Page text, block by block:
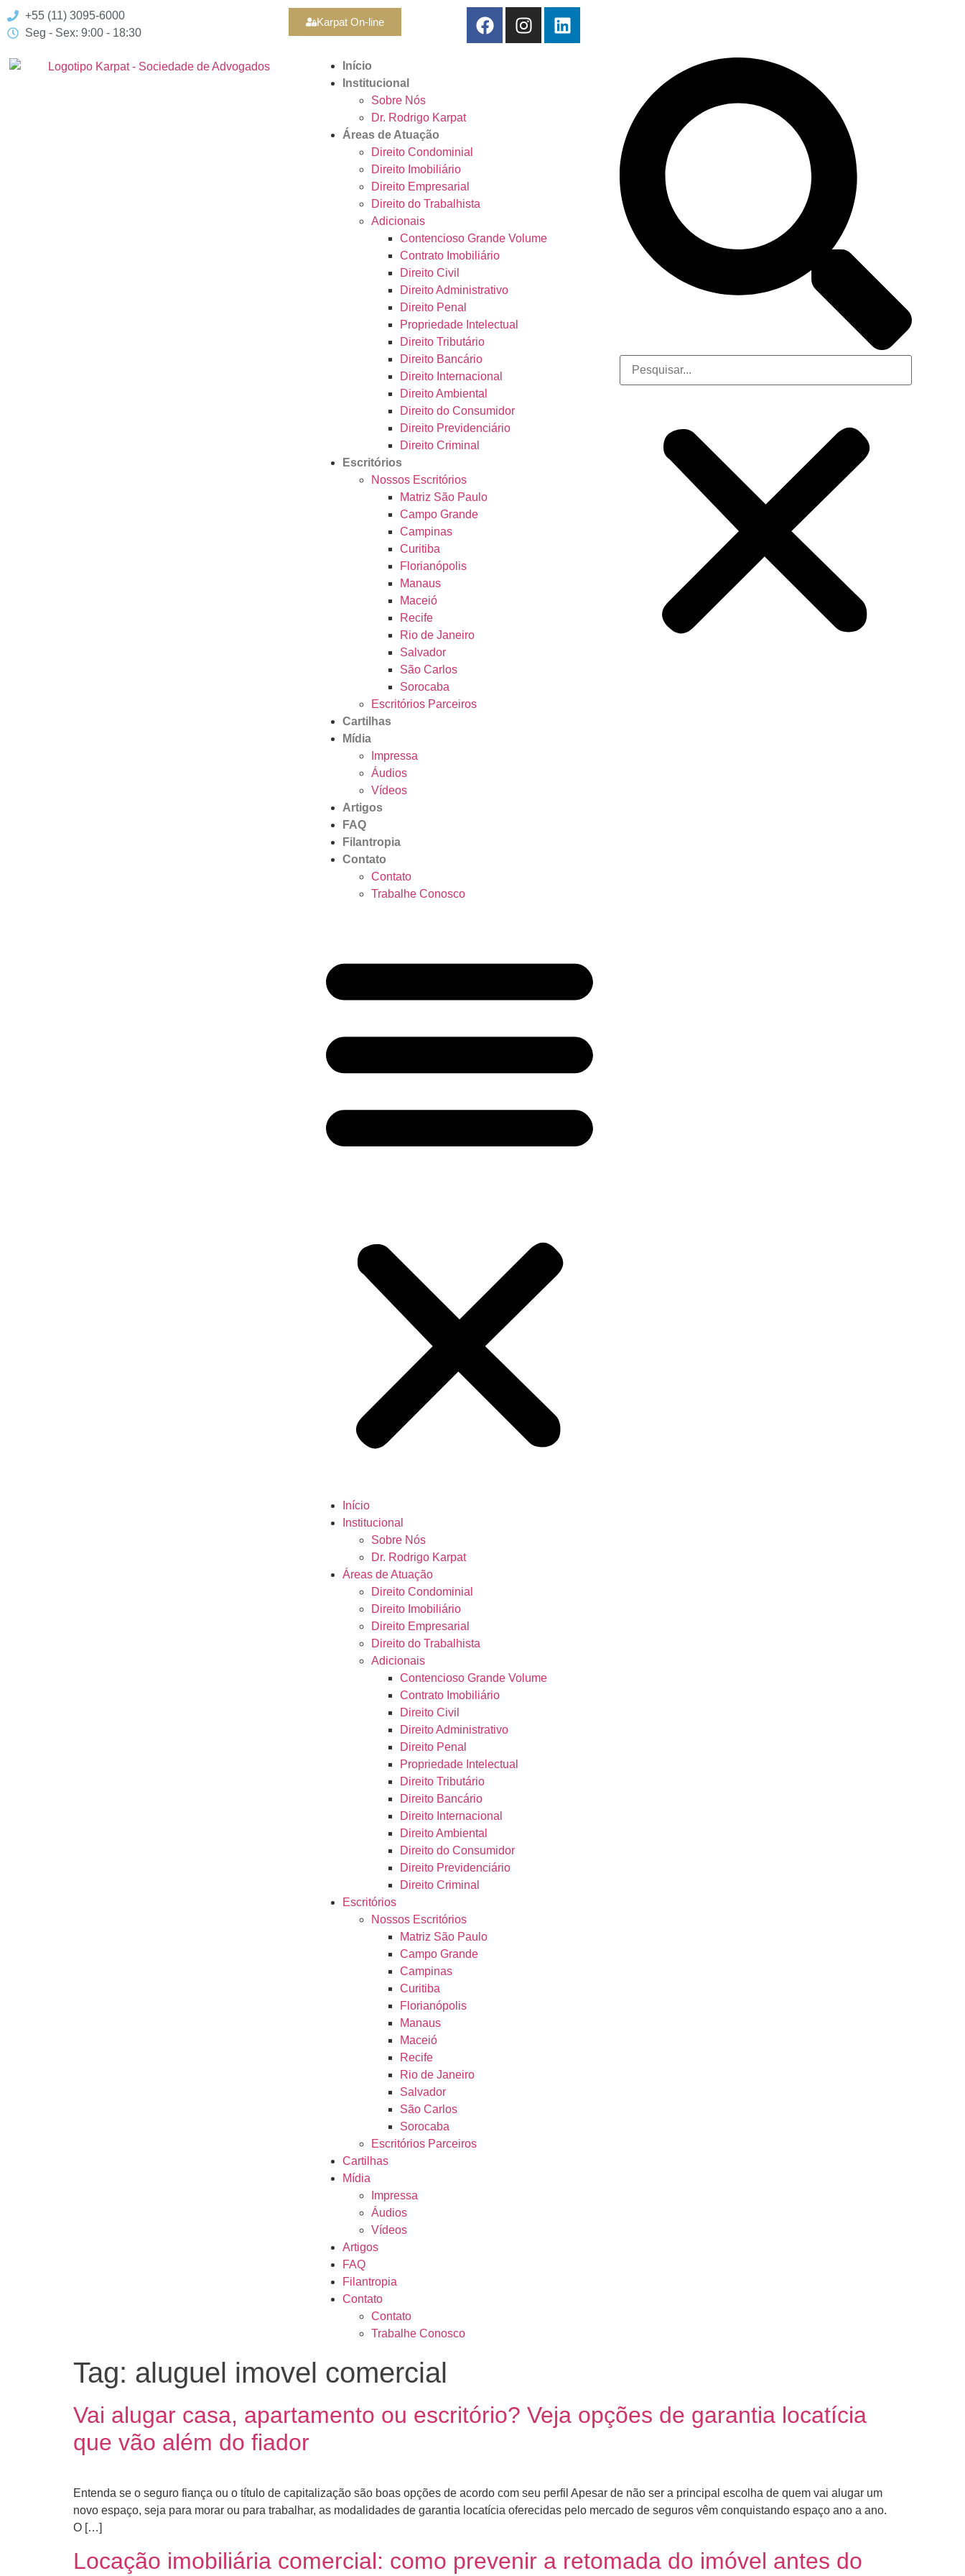
+55 (11) 3095-6000
Seg - Sex: 9:00 - 18:30
Karpat On-line
Início
Institucional
Sobre Nós
Dr. Rodrigo Karpat
Áreas de Atuação
Direito Condominial
Direito Imobiliário
Direito Empresarial
Direito do Trabalhista
Adicionais
Contencioso Grande Volume
Contrato Imobiliário
Direito Civil
Direito Administrativo
Direito Penal
Propriedade Intelectual
Direito Tributário
Direito Bancário
Direito Internacional
Direito Ambiental
Direito do Consumidor
Direito Previdenciário
Direito Criminal
Escritórios
Nossos Escritórios
Matriz São Paulo
Campo Grande
Campinas
Curitiba
Florianópolis
Manaus
Maceió
Recife
Rio de Janeiro
Salvador
São Carlos
Sorocaba
Escritórios Parceiros
Cartilhas
Mídia
Impressa
Áudios
Vídeos
Artigos
FAQ
Filantropia
Contato
Contato
Trabalhe Conosco
Início
Institucional
Sobre Nós
Dr. Rodrigo Karpat
Áreas de Atuação
Direito Condominial
Direito Imobiliário
Direito Empresarial
Direito do Trabalhista
Adicionais
Contencioso Grande Volume
Contrato Imobiliário
Direito Civil
Direito Administrativo
Direito Penal
Propriedade Intelectual
Direito Tributário
Direito Bancário
Direito Internacional
Direito Ambiental
Direito do Consumidor
Direito Previdenciário
Direito Criminal
Escritórios
Nossos Escritórios
Matriz São Paulo
Campo Grande
Campinas
Curitiba
Florianópolis
Manaus
Maceió
Recife
Rio de Janeiro
Salvador
São Carlos
Sorocaba
Escritórios Parceiros
Cartilhas
Mídia
Impressa
Áudios
Vídeos
Artigos
FAQ
Filantropia
Contato
Contato
Trabalhe Conosco
Tag: aluguel imovel comercial
Vai alugar casa, apartamento ou escritório? Veja opções de garantia locatícia
que vão além do fiador
Entenda se o seguro fiança ou o título de capitalização são boas opções de acordo com seu perfil Apesar de não ser a principal escolha de quem vai alugar um
novo espaço, seja para morar ou para trabalhar, as modalidades de garantia locatícia oferecidas pelo mercado de seguros vêm conquistando espaço ano a ano.
O […]
Locação imobiliária comercial: como prevenir a retomada do imóvel antes do